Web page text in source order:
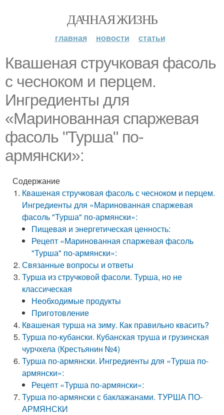
ДАЧНАЯ ЖИЗНЬ
главная новости статьи
Квашеная стручковая фасоль
с чесноком и перцем.
Ингредиенты для
«Маринованная спаржевая
фасоль "Турша" по-
армянски»:
Содержание
Квашеная стручковая фасоль с чесноком и перцем.
Ингредиенты для «Маринованная спаржевая
фасоль "Турша" по-армянски»:
Пищевая и энергетическая ценность:
Рецепт «Маринованная спаржевая фасоль
"Турша" по-армянски»:
Связанные вопросы и ответы
Турша из стручковой фасоли. Турша, но не
классическая
Необходимые продукты
Приготовление
Квашеная турша на зиму. Как правильно квасить?
Турша по-кубански. Кубанская труша и грузинская
чурчхела (Крестьянин №4)
Турша по-армянски. Ингредиенты для «Турша по-
армянски»:
Рецепт «Турша по-армянски»:
Турша по-армянски с баклажанами. ТУРША ПО-
АРМЯНСКИ